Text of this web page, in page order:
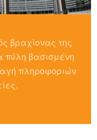
βραχίονας της
πύλη βασισμένη
πληροφοριών